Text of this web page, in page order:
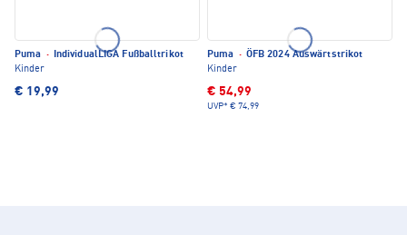
Puma · IndividualLIGA Fußballtrikot
Kinder
€ 19,99
Puma · ÖFB 2024 Auswärtstrikot
Kinder
€ 54,99
UVP* € 74,99